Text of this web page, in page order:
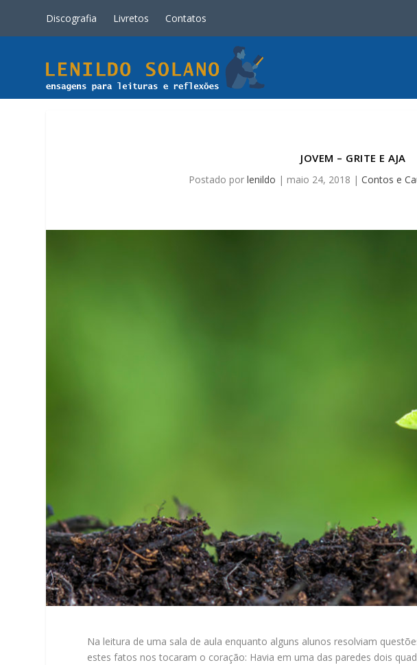
Discografia Livretos Contatos
JOVEM – GRITE E AJA
Postado por lenildo | maio 24, 2018 | Contos e
Na leitura de uma sala de aula enquanto alguns alunos resolviam
estes fatos nos tocaram o coração: Havia em uma das paredes dois